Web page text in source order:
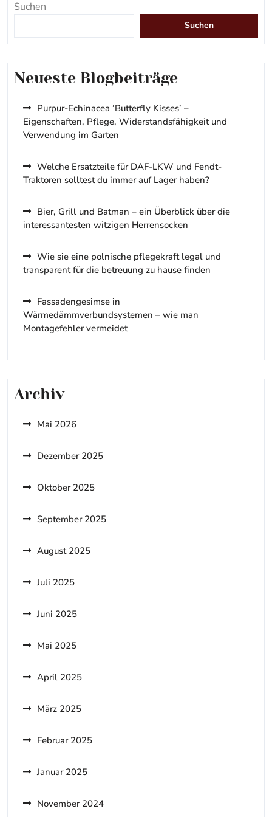
Suchen
Suchen
Neueste Blogbeiträge
Purpur-Echinacea ‘Butterfly Kisses’ –
Eigenschaften, Pflege, Widerstandsfähigkeit und
Verwendung im Garten
Welche Ersatzteile für DAF-LKW und Fendt-
Traktoren solltest du immer auf Lager haben?
Bier, Grill und Batman – ein Überblick über die
interessantesten witzigen Herrensocken
Wie sie eine polnische pflegekraft legal und
transparent für die betreuung zu hause finden
Fassadengesimse in
Wärmedämmverbundsystemen – wie man
Montagefehler vermeidet
Archiv
Mai 2026
Dezember 2025
Oktober 2025
September 2025
August 2025
Juli 2025
Juni 2025
Mai 2025
April 2025
März 2025
Februar 2025
Januar 2025
November 2024